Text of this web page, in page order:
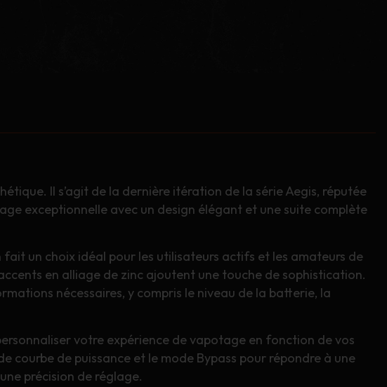
Il s’agit de la dernière itération de la série Aegis, réputée
exceptionnelle avec un design élégant et une suite complète
fait un choix idéal pour les utilisateurs actifs et les amateurs de
en alliage de zinc ajoutent une touche de sophistication.
nécessaires, y compris le niveau de la batterie, la
votre expérience de vapotage en fonction de vos
courbe de puissance et le mode Bypass pour répondre à une
précision de réglage.